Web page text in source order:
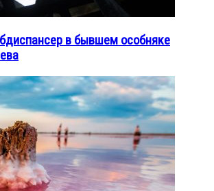
в бывшем особняке